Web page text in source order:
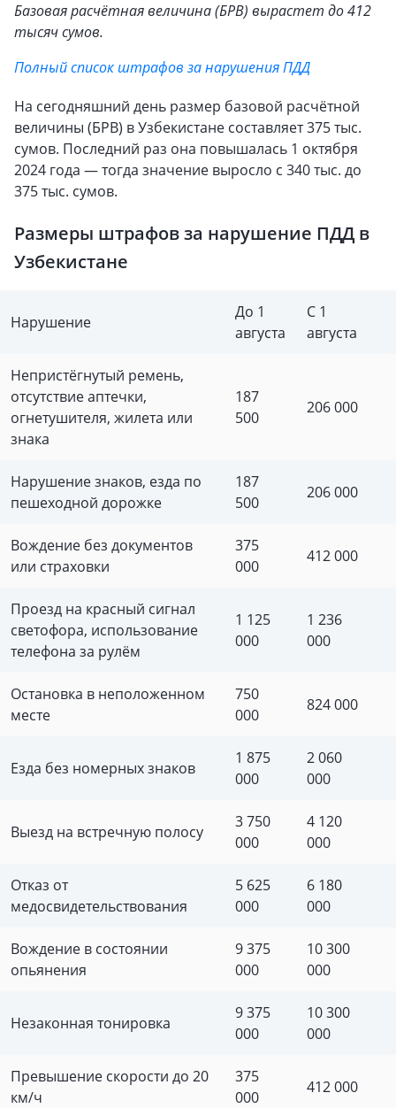
Базовая расчётная величина (БРВ) вырастет до 412
тысяч сумов.
Полный список штрафов за нарушения ПДД
На сегодняшний день размер базовой расчётной
величины (БРВ) в Узбекистане составляет 375 тыс.
сумов. Последний раз она повышалась 1 октября
2024 года — тогда значение выросло с 340 тыс. до
375 тыс. сумов.
Размеры штрафов за нарушение ПДД в
Узбекистане
Нарушение
До 1
августа
С 1
августа
Непристёгнутый ремень,
отсутствие аптечки,
огнетушителя, жилета или
знака
187
500
206 000
Нарушение знаков, езда по
пешеходной дорожке
187
500
206 000
Вождение без документов
или страховки
375
000
412 000
Проезд на красный сигнал
светофора, использование
телефона за рулём
1 125
000
1 236
000
Остановка в неположенном
месте
750
000
824 000
Езда без номерных знаков
1 875
000
2 060
000
Выезд на встречную полосу
3 750
000
4 120
000
Отказ от
медосвидетельствования
5 625
000
6 180
000
Вождение в состоянии
опьянения
9 375
000
10 300
000
Незаконная тонировка
9 375
000
10 300
000
Превышение скорости до 20
км/ч
375
000
412 000